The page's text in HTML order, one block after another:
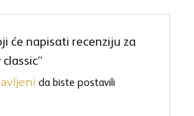
će napisati recenziju za
da biste postavili